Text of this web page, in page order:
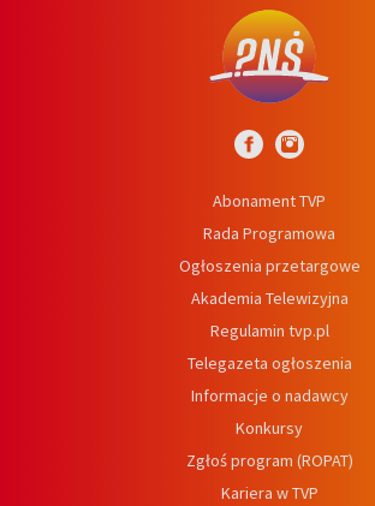
Abonament TVP
Rada Programowa
Ogłoszenia przetargowe
Akademia Telewizyjna
Regulamin tvp.pl
Telegazeta ogłoszenia
Informacje o nadawcy
Konkursy
Zgłoś program (ROPAT)
Kariera w TVP